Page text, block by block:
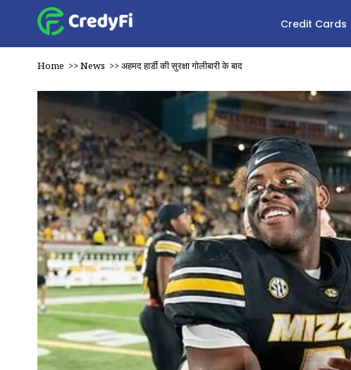
Credit Cards
Home >>News >>अहमद हार्डी की सुरक्षा गोलीबारी के बाद